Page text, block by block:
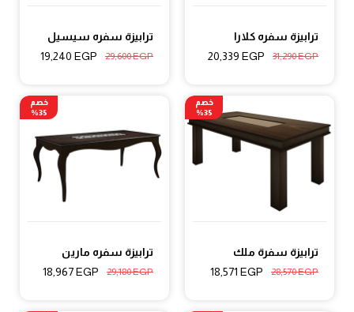
ترابيزة سفره كلارا
31,290EGP
20,339 EGP
ترابيزة سفره سيسيل
29,600EGP
19,240 EGP
ترابيزة سفرة ملك
28,570EGP
18,571 EGP
خصم
35%
ترابيزة سفره مارين
29,180EGP
18,967EGP
خصم
35%